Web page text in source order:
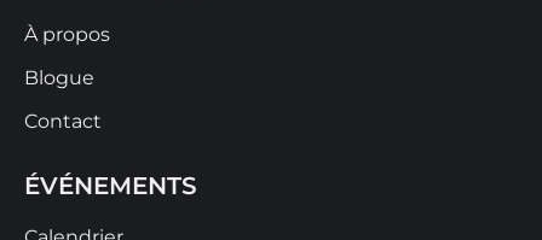
À propos
Blogue
Contact
ÉVÉNEMENTS